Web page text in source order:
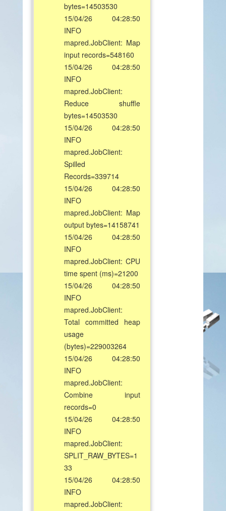
bytes=14503530
15/04/26 04:28:50
INFO
mapred.JobClient: Map
input records=548160
15/04/26 04:28:50
INFO
mapred.JobClient:
Reduce shuffle
bytes=14503530
15/04/26 04:28:50
INFO
mapred.JobClient:
Spilled
Records=339714
15/04/26 04:28:50
INFO
mapred.JobClient: Map
output bytes=14158741
15/04/26 04:28:50
INFO
mapred.JobClient: CPU
time spent (ms)=21200
15/04/26 04:28:50
INFO
mapred.JobClient:
Total committed heap
usage
(bytes)=229003264
15/04/26 04:28:50
INFO
mapred.JobClient:
Combine input
records=0
15/04/26 04:28:50
INFO
mapred.JobClient:
SPLIT_RAW_BYTES=1
33
15/04/26 04:28:50
INFO
mapred.JobClient: